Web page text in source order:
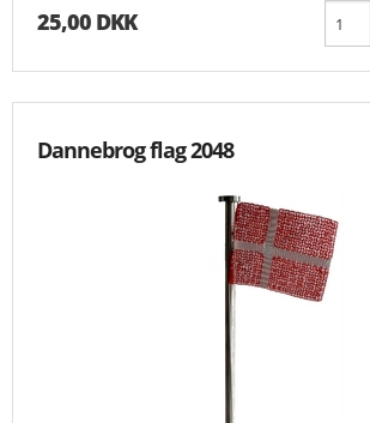
25,00 DKK
Dannebrog flag 2048